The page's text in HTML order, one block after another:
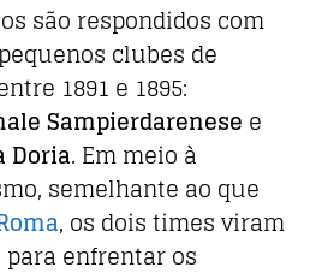
são respondidos com
clubes de
1891 e 1895:
Sampierdarenese e
Doria. Em meio à
semelhante ao que
, os dois times viram
enfrentar os